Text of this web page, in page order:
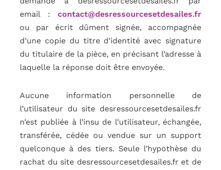
email : contact@desressourcesetdesailes.fr
ou par écrit dûment signée, accompagnée
d’une copie du titre d’identité avec signature
du titulaire de la pièce, en précisant l’adresse à
laquelle la réponse doit être envoyée.
Aucune information personnelle de
l’utilisateur du site desressourcesetdesailes.fr
n’est publiée à l’insu de l’utilisateur, échangée,
transférée, cédée ou vendue sur un support
quelconque à des tiers. Seule l’hypothèse du
rachat du site desressourcesetdesailes.fr et de